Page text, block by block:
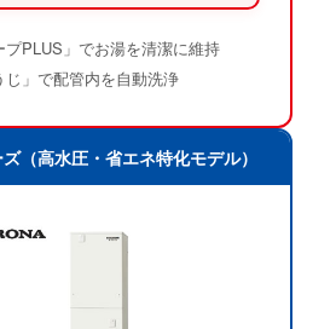
プPLUS」でお湯を清潔に維持
じ」で配管内を自動洗浄
（高水圧・省エネ特化モデル）